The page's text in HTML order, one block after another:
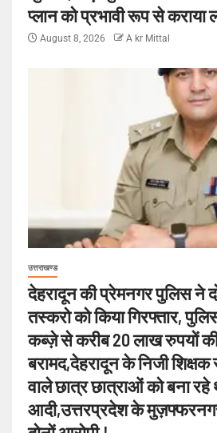
प्लान को प्रभावी रूप से कराया
August 8, 2026 A kr Mittal
उत्तराखण्ड
देहरादून की प्रेमनगर पुलिस ने
तस्करो को किया गिरफ्तार,
कब्ज़े से करीब 20 लाख रुपयों
बरामद,देहरादून के निजी
वाले छात्र छात्राओं को बना
आदी,उत्तरप्रदेश के